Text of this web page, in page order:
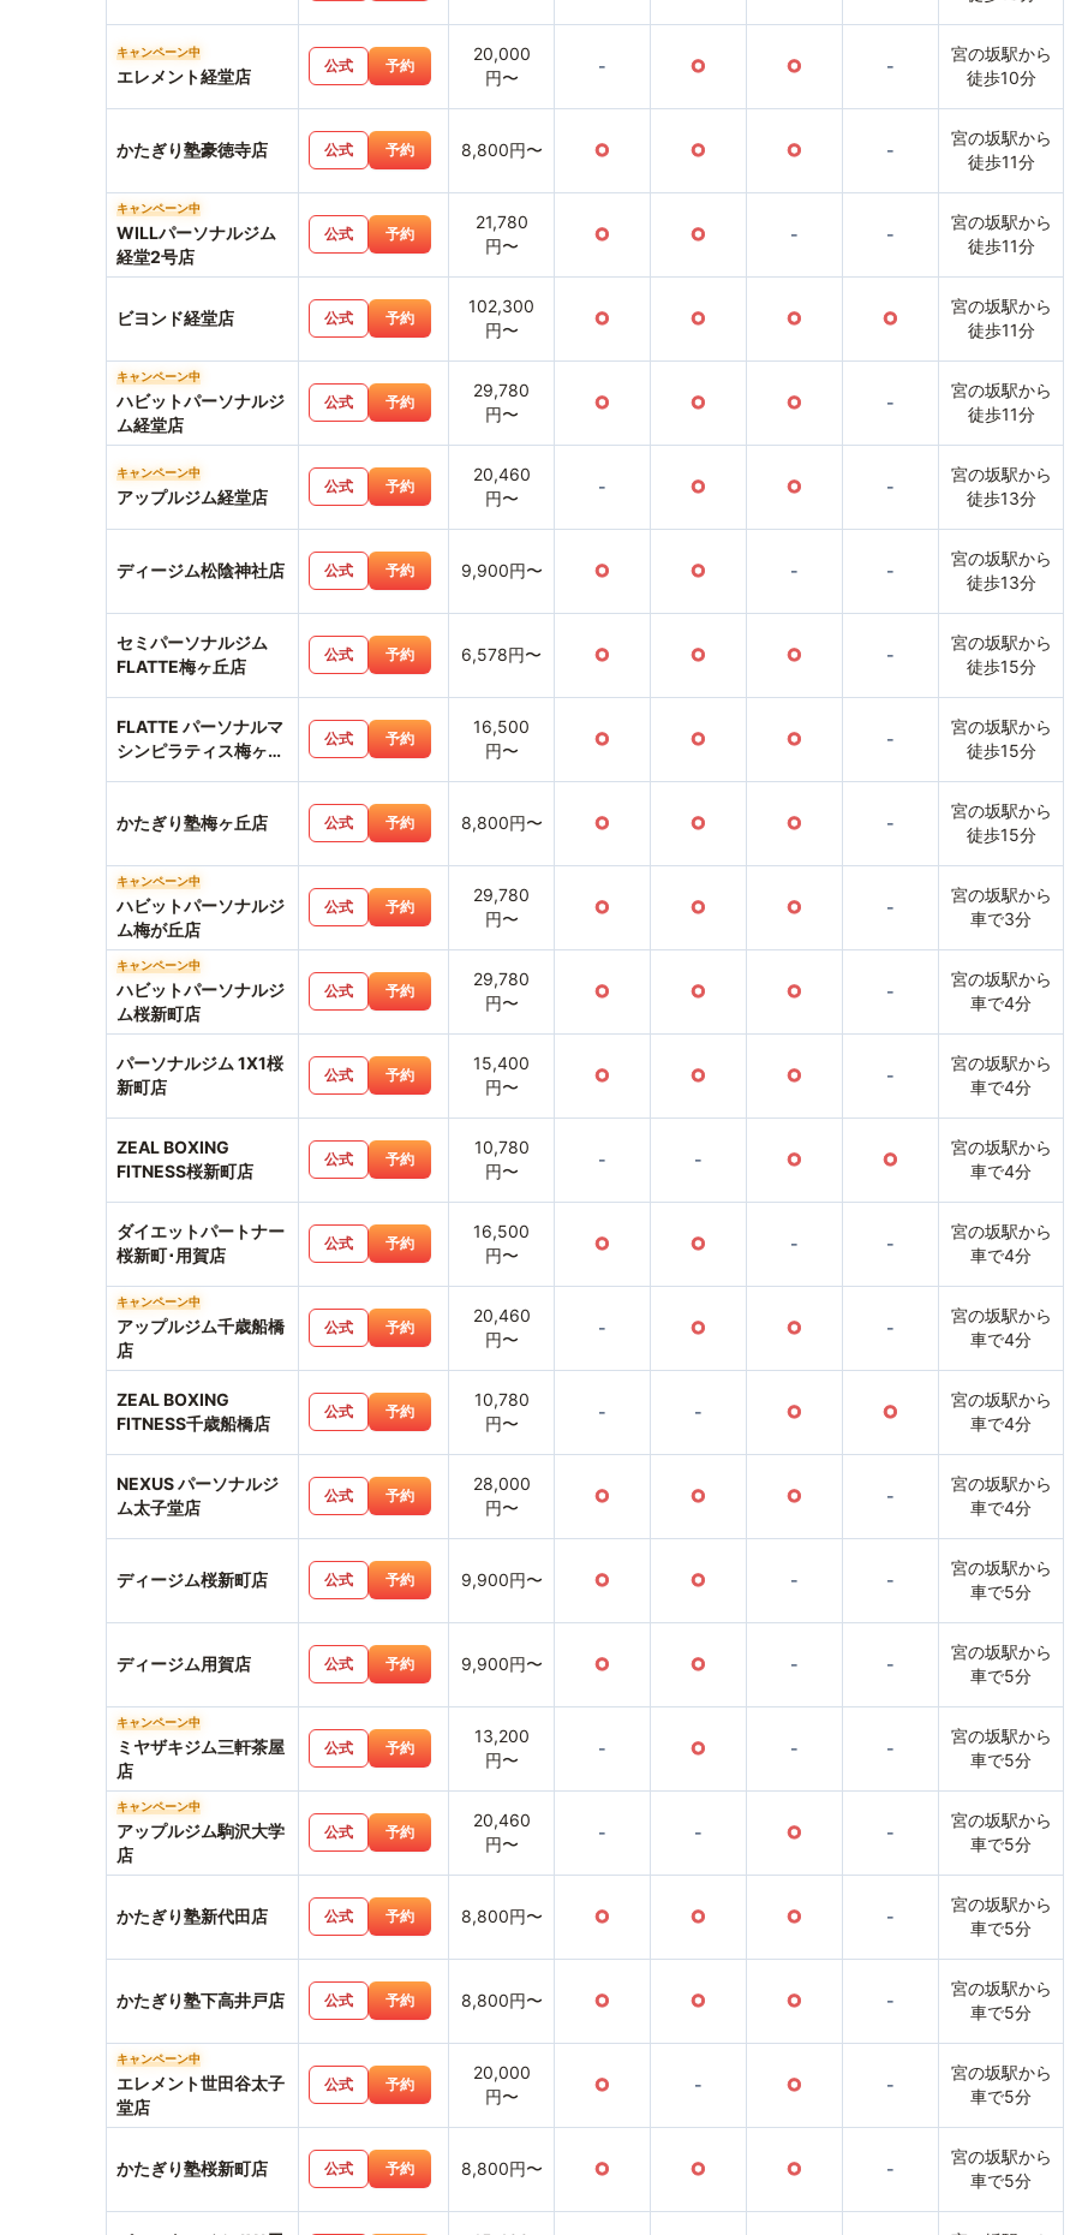
キャンペーン中
エレメント経堂店
公式 予約
20,000
円〜
- ○ ○ -
宮の坂駅から
徒歩10分
かたぎり塾豪徳寺店 公式 予約 8,800円〜 ○ ○ ○ -
宮の坂駅から
徒歩11分
キャンペーン中
WILLパーソナルジム
経堂2号店
公式 予約
21,780
円〜
○ ○ - -
宮の坂駅から
徒歩11分
ビヨンド経堂店 公式 予約
102,300
円〜
○ ○ ○ ○
宮の坂駅から
徒歩11分
キャンペーン中
ハビットパーソナルジ
ム経堂店
公式 予約
29,780
円〜
○ ○ ○ -
宮の坂駅から
徒歩11分
キャンペーン中
アップルジム経堂店
公式 予約
20,460
円〜
- ○ ○ -
宮の坂駅から
徒歩13分
ディージム松陰神社店 公式 予約 9,900円〜 ○ ○ - -
宮の坂駅から
徒歩13分
セミパーソナルジム
FLATTE梅ヶ丘店
公式 予約 6,578円〜 ○ ○ ○ -
宮の坂駅から
徒歩15分
FLATTE パーソナルマ
シンピラティス梅ヶ丘
公式 予約
16,500
円〜
○ ○ ○ -
宮の坂駅から
徒歩15分
かたぎり塾梅ヶ丘店 公式 予約 8,800円〜 ○ ○ ○ -
宮の坂駅から
徒歩15分
キャンペーン中
ハビットパーソナルジ
ム梅が丘店
公式 予約
29,780
円〜
○ ○ ○ -
宮の坂駅から
車で3分
キャンペーン中
ハビットパーソナルジ
ム桜新町店
公式 予約
29,780
円〜
○ ○ ○ -
宮の坂駅から
車で4分
パーソナルジム 1X1桜
新町店
公式 予約
15,400
円〜
○ ○ ○ -
宮の坂駅から
車で4分
ZEAL BOXING
FITNESS桜新町店
公式 予約
10,780
円〜
- - ○ ○
宮の坂駅から
車で4分
ダイエットパートナー
桜新町･用賀店
公式 予約
16,500
円〜
○ ○ - -
宮の坂駅から
車で4分
キャンペーン中
アップルジム千歳船橋
店
公式 予約
20,460
円〜
- ○ ○ -
宮の坂駅から
車で4分
ZEAL BOXING
FITNESS千歳船橋店
公式 予約
10,780
円〜
- - ○ ○
宮の坂駅から
車で4分
NEXUS パーソナルジ
ム太子堂店
公式 予約
28,000
円〜
○ ○ ○ -
宮の坂駅から
車で4分
ディージム桜新町店 公式 予約 9,900円〜 ○ ○ - -
宮の坂駅から
車で5分
ディージム用賀店 公式 予約 9,900円〜 ○ ○ - -
宮の坂駅から
車で5分
キャンペーン中
ミヤザキジム三軒茶屋
店
公式 予約
13,200
円〜
- ○ - -
宮の坂駅から
車で5分
キャンペーン中
アップルジム駒沢大学
店
公式 予約
20,460
円〜
- - ○ -
宮の坂駅から
車で5分
かたぎり塾新代田店 公式 予約 8,800円〜 ○ ○ ○ -
宮の坂駅から
車で5分
かたぎり塾下高井戸店 公式 予約 8,800円〜 ○ ○ ○ -
宮の坂駅から
車で5分
キャンペーン中
エレメント世田谷太子
堂店
公式 予約
20,000
円〜
○ - ○ -
宮の坂駅から
車で5分
かたぎり塾桜新町店 公式 予約 8,800円〜 ○ ○ ○ -
宮の坂駅から
車で5分